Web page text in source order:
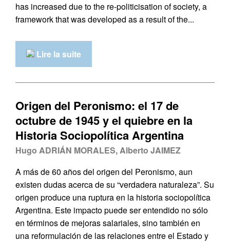
has increased due to the re-politicisation of society, a
framework that was developed as a result of the...
Lire la suite
Origen del Peronismo: el 17 de
octubre de 1945 y el quiebre en la
Historia Sociopolítica Argentina
Hugo ADRIÁN MORALES, Alberto JAIMEZ
A más de 60 años del origen del Peronismo, aun
existen dudas acerca de su “verdadera naturaleza”. Su
origen produce una ruptura en la historia sociopolítica
Argentina. Este impacto puede ser entendido no sólo
en términos de mejoras salariales, sino también en
una reformulación de las relaciones entre el Estado y